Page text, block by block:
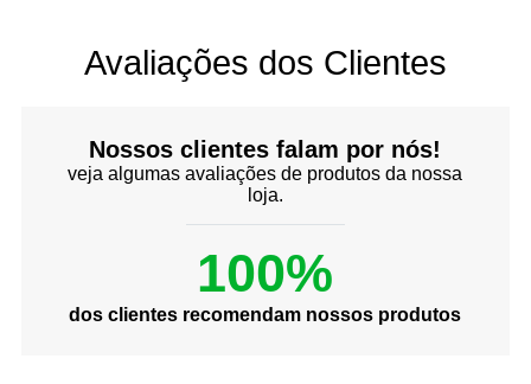
Avaliações dos Clientes
Nossos clientes falam por nós!
veja algumas avaliações de produtos da nossa
loja.
100%
dos clientes recomendam nossos produtos